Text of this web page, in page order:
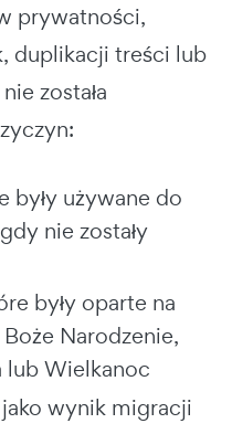
prywatności,
duplikacji treści lub
została
były używane do
nie zostały
były oparte na
Boże Narodzenie,
lub Wielkanoc
jako wynik migracji